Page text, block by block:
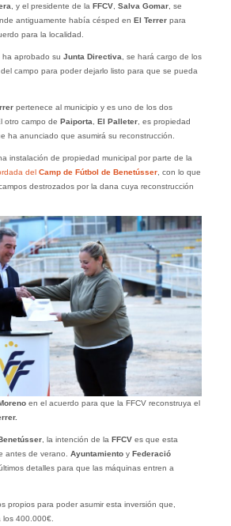
, y el presidente de la FFCV, Salva Gomar, se
antiguamente había césped en El Terrerpara
para la localidad.
aprobado su Junta Directiva , se hará cargo de los
campo para poder dejarlo listo para que se pueda
pertenece al municipio y es uno de los dos
otro campo de Paiporta El Palleter, es propiedad
ha anunciado que asumirá su reconstrucción.
instalación de propiedad municipal por parte de la
del Camp de Fútbol de Benetússer, con lo que
destrozados por la dana cuya reconstrucción
en el acuerdo para que la FFCV reconstruya el
, la intención de la FFCVes que esta
antes de verano. Ayuntamientoy Federació
detalles para que las máquinas entren a
propios para poder asumir esta inversión que,
los 400.000€.